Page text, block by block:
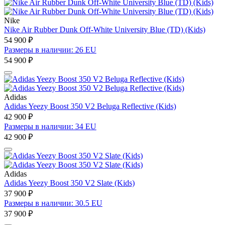
Nike
Nike Air Rubber Dunk Off-White University Blue (TD) (Kids)
54 900 ₽
Размеры в наличии: 26 EU
54 900 ₽
Adidas
Adidas Yeezy Boost 350 V2 Beluga Reflective (Kids)
42 900 ₽
Размеры в наличии: 34 EU
42 900 ₽
Adidas
Adidas Yeezy Boost 350 V2 Slate (Kids)
37 900 ₽
Размеры в наличии: 30.5 EU
37 900 ₽